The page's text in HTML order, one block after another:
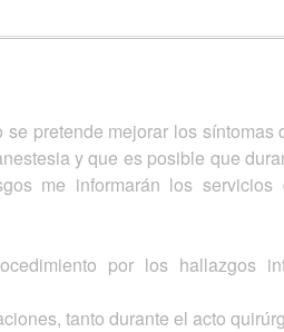
pretende mejorar los síntomas
y que es posible que
me informarán los
por los hallazgos
tanto durante el acto